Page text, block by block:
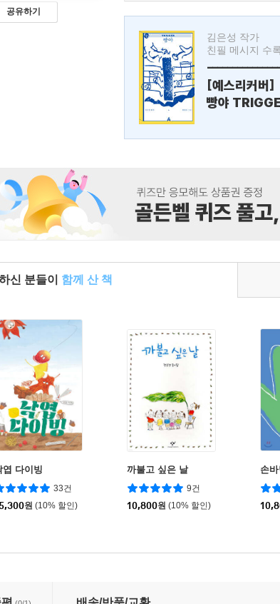
공유하기
김은성 작가
친필 메시지 수
[예스리커버]
빵야
신 분들이 함께 산 책
엽 다이빙
33건
원 (10% 할인)
까불고 싶은 날
9건
10,800원 (10% 할인)
손바